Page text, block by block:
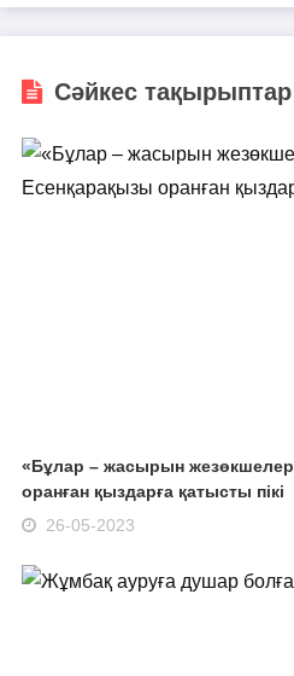
Сәйкес тақырыптар
«Бұлар – жасырын
оранған қыздарға қатысты пікі
26-05-2023